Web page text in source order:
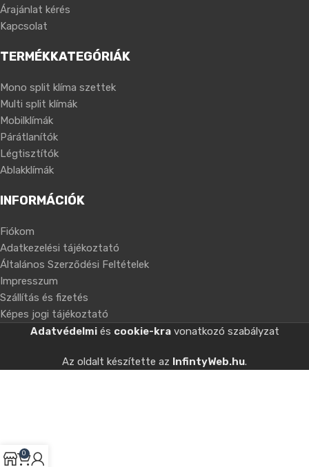
Árajánlat kérés
Kapcsolat
TERMÉKKATEGÓRIÁK
Mono split klíma szettek
Multi split klímák
Mobilklímák
Párátlanítók
Légtisztítók
Ablakklímák
INFORMÁCIÓK
Fiókom
Adatkezelési tájékoztató
Általános Szerződési Feltételek
Impresszum
Szállítás és fizetés
Képes jogi tájékoztató
Adatvédelmiés cookie-kravonatkozó szabályzat
Az oldalt készítette az InfintyWeb.hu.
0